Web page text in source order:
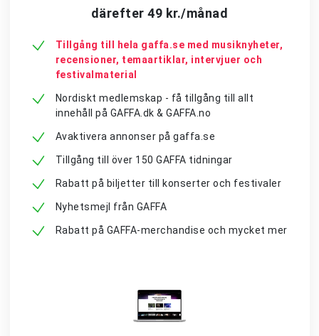
därefter 49 kr./månad
Tillgång till hela gaffa.se med musiknyheter,
recensioner, temaartiklar, intervjuer och
festivalmaterial
Nordiskt medlemskap - få tillgång till allt
innehåll på GAFFA.dk & GAFFA.no
Avaktivera annonser på gaffa.se
Tillgång till över 150 GAFFA tidningar
Rabatt på biljetter till konserter och festivaler
Nyhetsmejl från GAFFA
Rabatt på GAFFA-merchandise och mycket mer